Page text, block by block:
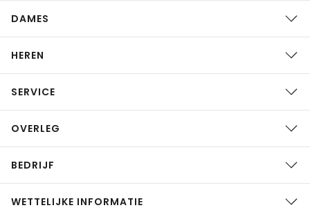
DAMES
HEREN
SERVICE
OVERLEG
BEDRIJF
WETTELIJKE INFORMATIE